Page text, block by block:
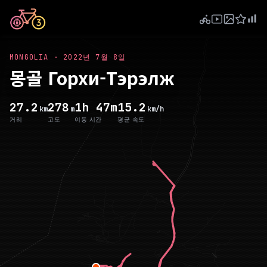
MONGOLIA · 2022년 7월 8일
몽골 Горхи-Тэрэлж
27.2 km
거리
278 m
고도
1h 47m
이동 시간
15.2 km/h
평균 속도